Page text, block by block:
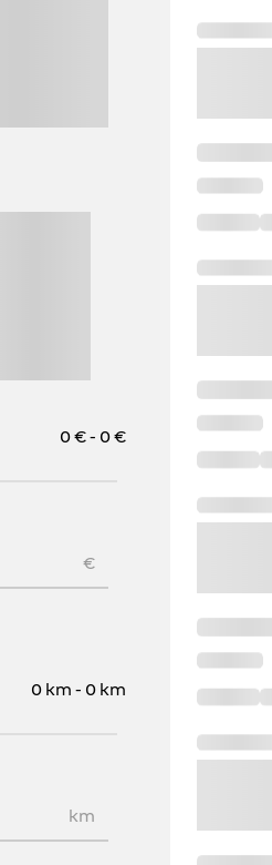
0 € - 0 €
€
0 km - 0 km
km